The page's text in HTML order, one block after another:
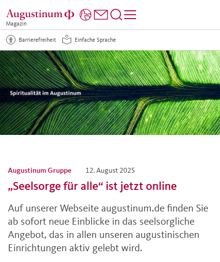
Magazin
Barrierefreiheit Einfache Sprache
„Seelsorge für alle“ ist jetzt online
12. August 2025
Augustinum Gruppe
Auf unserer Webseite augustinum.de finden Sie
ab sofort neue Einblicke in das seelsorgliche
Angebot, das in allen unseren augustinischen
Einrichtungen aktiv gelebt wird.